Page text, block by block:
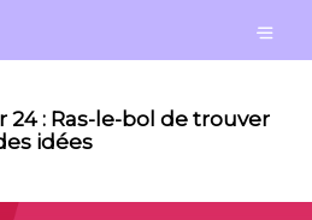
: Ras-le-bol de trouver
idées